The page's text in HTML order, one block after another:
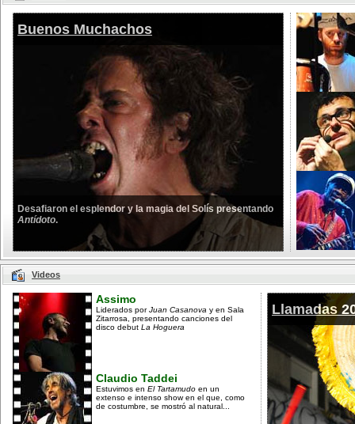
Buenos Muchachos
Desafiaron el esplendor y la magia del Solís presentando
Antídoto.
Videos
Assimo
Liderados porJuan Casanova y en Sala
Zitarrosa, presentando canciones del
disco debut La Hoguera
Claudio Taddei
Estuvimos en El Tartamudo en un
extenso e intenso show en el que, como
de costumbre, se mostró al natural...
Llamadas